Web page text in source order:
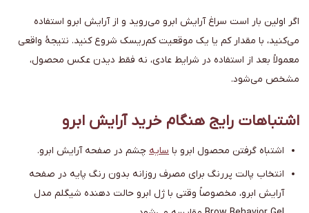
اگر اولین بار است سراغ آرایش ابرو می‌روید و از آرایش ابرو استفاده
می‌کنید، با مقدار کم یا یک موقعیت کم‌ریسک شروع کنید. نتیجهٔ واقعی
معمولاً بعد از استفاده در شرایط عادی، نه فقط دیدن عکس محصول،
مشخص می‌شود.
اشتباهات رایج هنگام خرید آرایش ابرو
اشتباه گرفتن محصول ابرو با سایه چشم در صفحه آرایش ابرو.
انتخاب پالت پررنگ برای مصرف روزانه بدون رنگ پایه در صفحه
آرایش ابرو، مخصوصاً وقتی با ژل ابرو حالت دهنده شیگلم مدل